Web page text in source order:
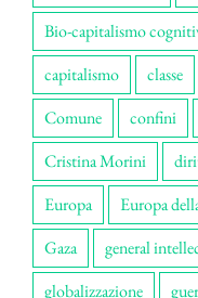
Bio-capitalismo
capitalismo
classe
Comune
confini
Cristina Morini
Europa
Europa
Gaza
general
globalizzazione